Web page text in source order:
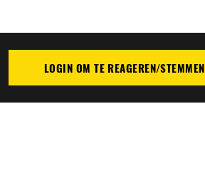
PLAATS REACTIE
LOGIN OM TE REAGEREN/STEMMEN